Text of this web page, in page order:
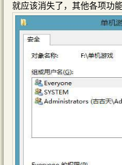
就应该消失了，其他各项功